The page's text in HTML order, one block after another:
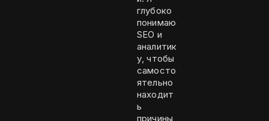
глубоко
понимаю
SEO и
аналитик
у, чтобы
самосто
ятельно
находит
ь
причины